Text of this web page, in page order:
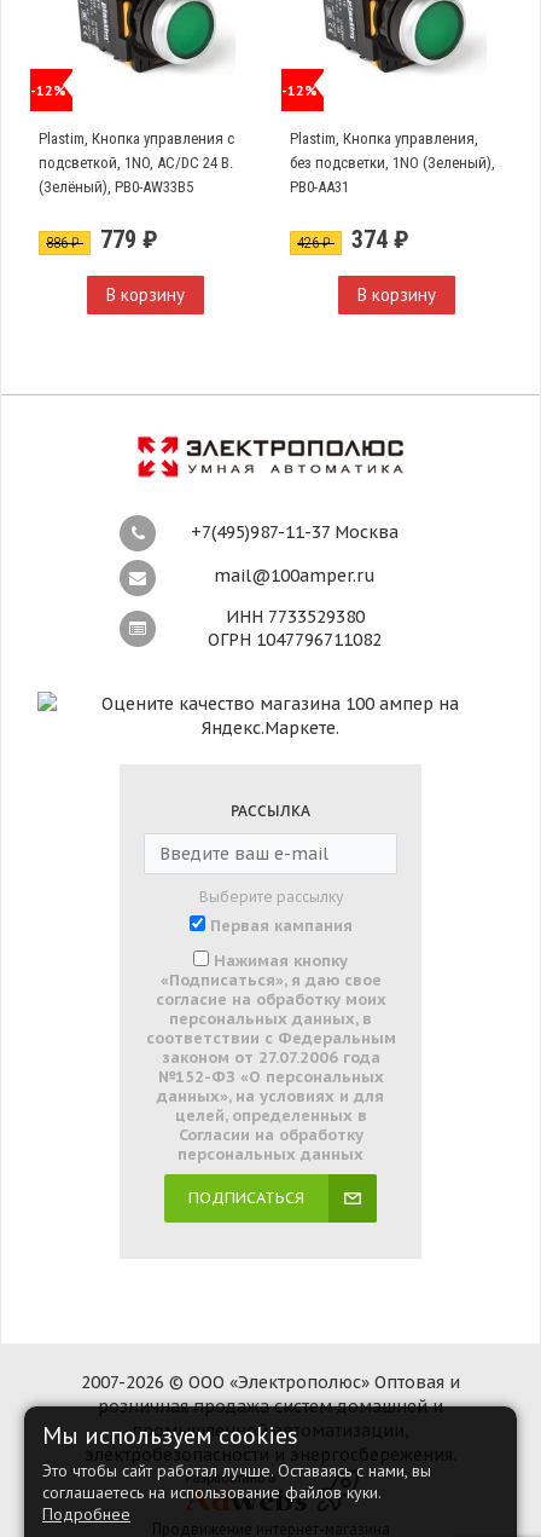
-12%
Plastim, Кнопка управления с
подсветкой, 1NO, AC/DC 24 В.
(Зелёный), PB0-AW33B5
886 ₽ 779 ₽
В корзину
-12%
Plastim, Кнопка управления,
без подсветки, 1NO (Зеленый),
PB0-AA31
426 ₽ 374 ₽
В корзину
+7(495)987-11-37 Москва
mail@100amper.ru
ИНН 7733529380
ОГРН 1047796711082
РАССЫЛКА
Выберите рассылку
Первая кампания
Нажимая кнопку
«Подписаться», я даю свое
согласие на обработку моих
персональных данных, в
соответствии с Федеральным
законом от 27.07.2006 года
№152-ФЗ «О персональных
данных», на условиях и для
целей, определенных в
Согласии на обработку
персональных данных
ПОДПИСАТЬСЯ
2007-2026 © ООО «Электрополюс» Оптовая и
розничная продажа систем домашней и
промышленной автоматизации,
электробезопасности и энергосбережения.
Мы используем cookies
Это чтобы сайт работал лучше. Оставаясь с нами, вы
соглашаетесь на использование файлов куки.
Подробнее